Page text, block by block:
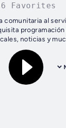
Favorites
comunitaria al
programación
noticias y